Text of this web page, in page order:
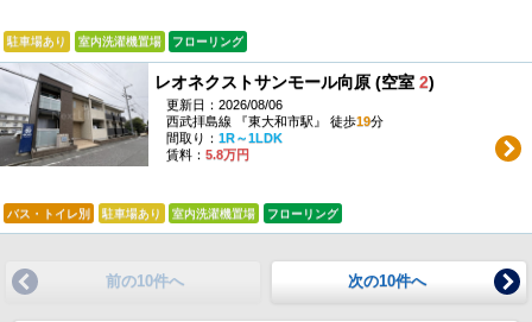
駐車場あり 室内洗濯機置場 フローリング
レオネクストサンモール向原 (空室 2)
更新日：2026/08/06
西武拝島線 『東大和市駅』 徒歩19分
間取り： 1R～1LDK
賃料： 5.8万円
バス・トイレ別 駐車場あり 室内洗濯機置場 フローリング
前の10件へ 次の10件へ